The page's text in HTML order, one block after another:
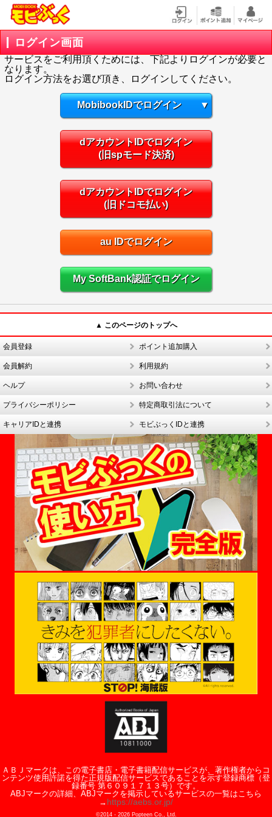
ログイン画面
サービスをご利用頂くためには、下記よりログインが必要と
なります。
ログイン方法をお選び頂き、ログインしてください。
MobibookIDでログイン ▼
dアカウントIDでログイン
(旧spモード決済)
dアカウントIDでログイン
(旧ドコモ払い)
au IDでログイン
My SoftBank認証でログイン
▲ このページのトップへ
会員登録 ポイント追加購入
会員解約 利用規約
ヘルプ お問い合わせ
プライバシーポリシー 特定商取引法について
キャリアIDと連携 モビぶっくIDと連携
ＡＢＪマークは、この電子書店・電子書籍配信サービスが、著作権者からコ
ンテンツ使用許諾を得た正規版配信サービスであることを示す登録商標（登
録番号 第６０９１７１３号）です。
ABJマークの詳細、ABJマークを掲示しているサービスの一覧はこちら
→ https://aebs.or.jp/
©2014 - 2026Popteen Co., Ltd.